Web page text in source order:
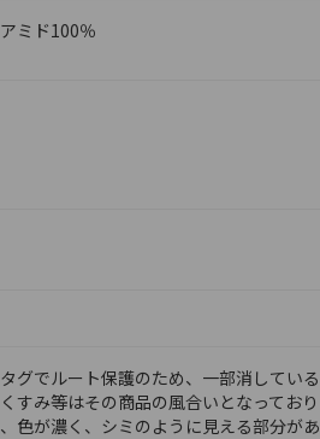
ミド100％
グでルート保護のため、一部消している
すみ等はその商品の風合いとなってお
色が濃く、シミのように見える部分があ